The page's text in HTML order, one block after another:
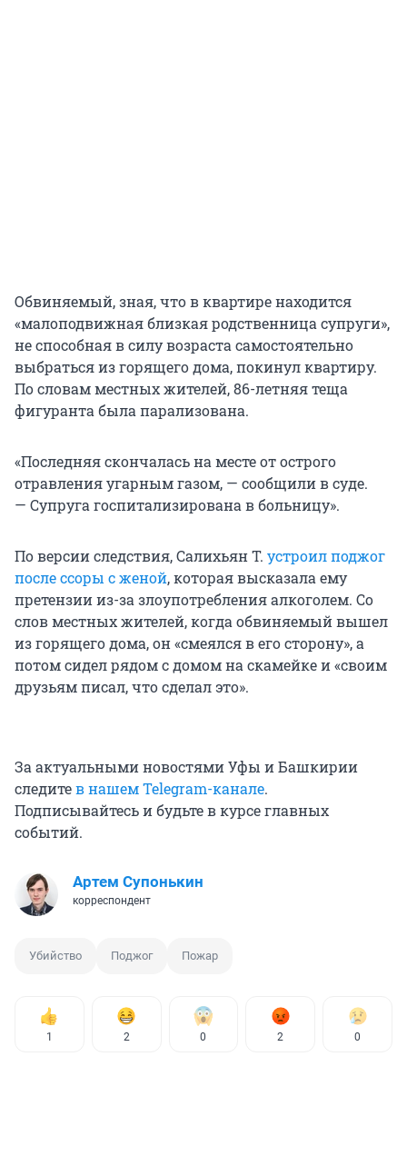
Обвиняемый, зная, что в квартире находится
«малоподвижная близкая родственница супруги»,
не способная в силу возраста самостоятельно
выбраться из горящего дома, покинул квартиру.
По словам местных жителей, 86-летняя теща
фигуранта была парализована.
«Последняя скончалась на месте от острого
отравления угарным газом, — сообщили в суде.
— Супруга госпитализирована в больницу».
По версии следствия, Салихьян Т. устроил поджог
после ссоры с женой, которая высказала ему
претензии из-за злоупотребления алкоголем. Со
слов местных жителей, когда обвиняемый вышел
из горящего дома, он «смеялся в его сторону», а
потом сидел рядом с домом на скамейке и «своим
друзьям писал, что сделал это».
За актуальными новостями Уфы и Башкирии
следитев нашем Telegram-канале.
Подписывайтесь и будьте в курсе главных
событий.
Артем Супонькин
корреспондент
Убийство Поджог Пожар
1 2 0 2 0